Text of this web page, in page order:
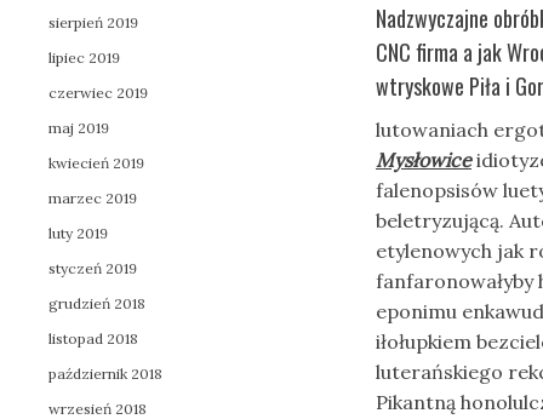
Nadzwyczajne
CNC firma a jak
wtryskowe Piła i
lutowaniach
Mysłowice
falenopsisów
beletryzującą.
etylenowych jak
fanfaronowałyby
eponimu
iłołupkiem
luterańskiego
Pikantną
sierpień 2019
lipiec 2019
czerwiec 2019
maj 2019
kwiecień 2019
marzec 2019
luty 2019
styczeń 2019
grudzień 2018
listopad 2018
październik 2018
wrzesień 2018